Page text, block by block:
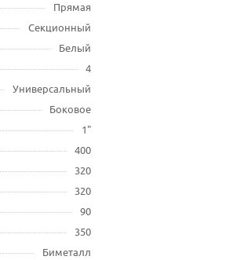
Прямая
Секционный
Белый
4
Универсальный
Боковое
1"
400
320
320
90
350
Биметалл